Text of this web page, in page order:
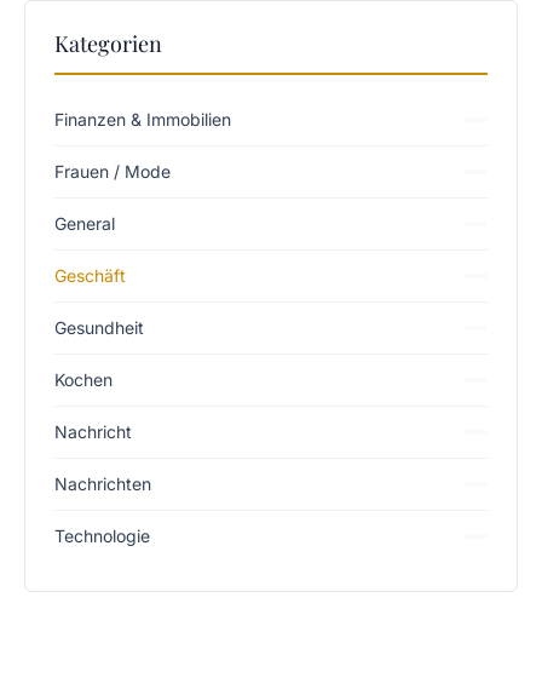
Kategorien
Finanzen & Immobilien
Frauen / Mode
General
Geschäft
Gesundheit
Kochen
Nachricht
Nachrichten
Technologie